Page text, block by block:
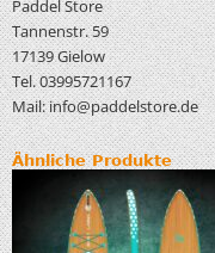
Paddel Store
Tannenstr. 59
17139 Gielow
Tel. 03995721167
Mail: info@paddelstore.de
Ähnliche Produkte